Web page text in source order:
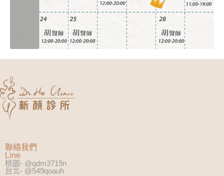
聯絡我們
Line
桃園- @qdm3719n
台北- @549qoauh